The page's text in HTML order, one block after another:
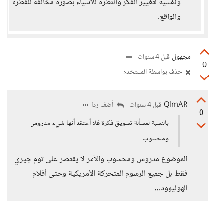
والواقع.
0
مجهول قبل 4 سنوات
حذف بواسطة المستخدم
0
QlmAR قبل 4 سنوات
أضف ردا
بالنسبة لمسألة تسويق فكرة فلا أعتقد أنها شيء مدروس
ومحسوب
الموضوع مدروس ومحسوب والأمر لا يقتصر على توم جيري
فقط بل جميع الرسوم المتحركة الأمريكية وحتى أفلام
الهوليوود…